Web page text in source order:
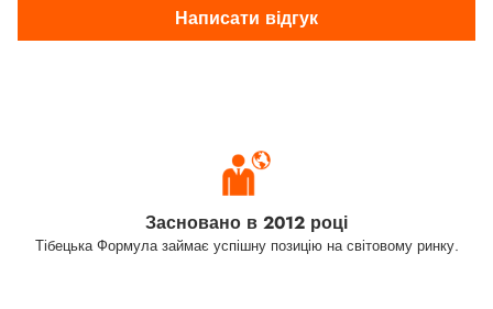
Написати відгук
Засновано в 2012 році
Тібецька Формула займає успішну позицію на світовому ринку.